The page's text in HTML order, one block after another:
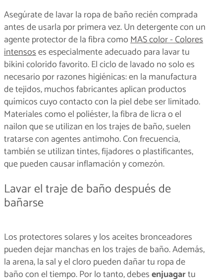
Asegúrate de lavar la ropa de baño recién comprada
antes de usarla por primera vez. Un detergente con un
agente protector de la fibra comoMAS color - Colores
intensoses especialmente adecuado para lavar tu
bikini colorido favorito. El ciclo de lavado no solo es
necesario por razones higiénicas: en la manufactura
de tejidos, muchos fabricantes aplican productos
químicos cuyo contacto con la piel debe ser limitado.
Materiales como el poliéster, la fibra de licra o el
nailon que se utilizan en los trajes de baño, suelen
tratarse con agentes antimoho. Con frecuencia,
también se utilizan tintes, fijadores o plastificantes,
que pueden causar inflamación y comezón.
Lavar el traje de baño después de
bañarse
Los protectores solares y los aceites bronceadores
pueden dejar manchas en los trajes de baño. Además,
la arena, la sal y el cloro pueden dañar tu ropa de
baño con el tiempo. Por lo tanto, debesenjuagartu